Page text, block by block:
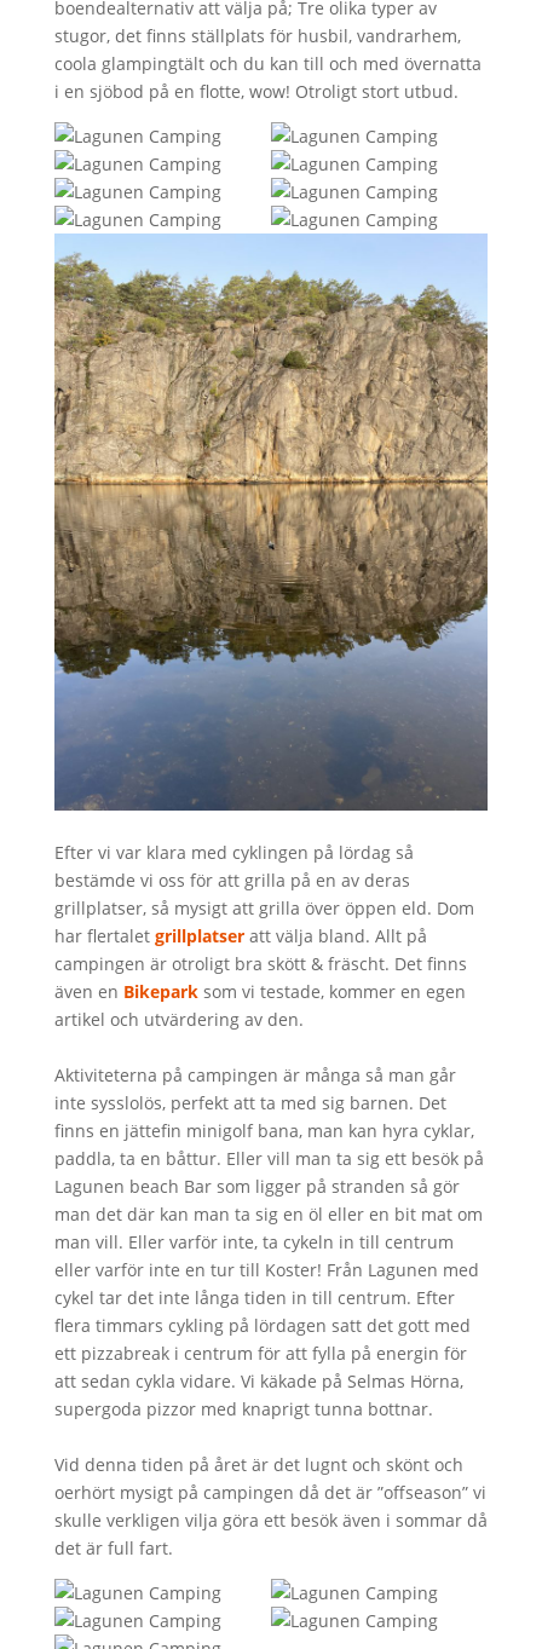
boendealternativ att välja på; Tre olika typer av
stugor, det finns ställplats för husbil, vandrarhem,
coola glampingtält och du kan till och med övernatta
i en sjöbod på en flotte, wow! Otroligt stort utbud.
Efter vi var klara med cyklingen på lördag så
bestämde vi oss för att grilla på en av deras
grillplatser, så mysigt att grilla över öppen eld. Dom
har flertalet grillplatseratt välja bland. Allt på
campingen är otroligt bra skött & fräscht. Det finns
även en Bikeparksom vi testade, kommer en egen
artikel och utvärdering av den.
Aktiviteterna på campingen är många så man går
inte sysslolös, perfekt att ta med sig barnen. Det
finns en jättefin minigolf bana, man kan hyra cyklar,
paddla, ta en båttur. Eller vill man ta sig ett besök på
Lagunen beach Bar som ligger på stranden så gör
man det där kan man ta sig en öl eller en bit mat om
man vill. Eller varför inte, ta cykeln in till centrum
eller varför inte en tur till Koster! Från Lagunen med
cykel tar det inte långa tiden in till centrum. Efter
flera timmars cykling på lördagen satt det gott med
ett pizzabreak i centrum för att fylla på energin för
att sedan cykla vidare. Vi käkade på Selmas Hörna,
supergoda pizzor med knaprigt tunna bottnar.
Vid denna tiden på året är det lugnt och skönt och
oerhört mysigt på campingen då det är ”offseason” vi
skulle verkligen vilja göra ett besök även i sommar då
det är full fart.